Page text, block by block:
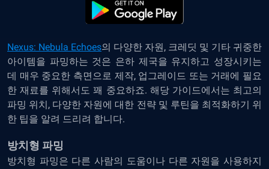
Nexus: Nebula Echoes의 다양한 자원, 크레딧 및 기타 귀중한
아이템을 파밍하는 것은 은하 제국을 유지하고 성장시키는
데 매우 중요한 측면으로 제작, 업그레이드 또는 거래에 필요
한 재료를 위해서도 꽤 중요하죠. 해당 가이드에서는 최고의
파밍 위치, 다양한 자원에 대한 전략 및 루틴을 최적화하기 위
한 팁을 알려 드리려 합니다.
방치형 파밍
방치형 파밍은 다른 사람의 도움이나 다른 자원을 사용하지